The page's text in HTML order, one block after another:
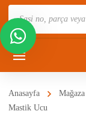
Ara
Anasayfa Mağaza
Mastik Ucu